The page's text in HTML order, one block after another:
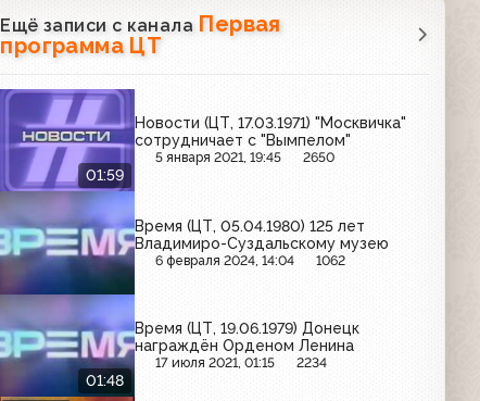
Ещё записи с канала Первая
программа ЦТ
01:59
Новости (ЦТ, 17.03.1971) "Москвичка"
сотрудничает с "Вымпелом"
5 января 2021, 19:45 2650
Время (ЦТ, 05.04.1980) 125 лет
Владимиро-Суздальскому музею
6 февраля 2024, 14:04 1062
01:48
Время (ЦТ, 19.06.1979) Донецк
награждён Орденом Ленина
17 июля 2021, 01:15 2234